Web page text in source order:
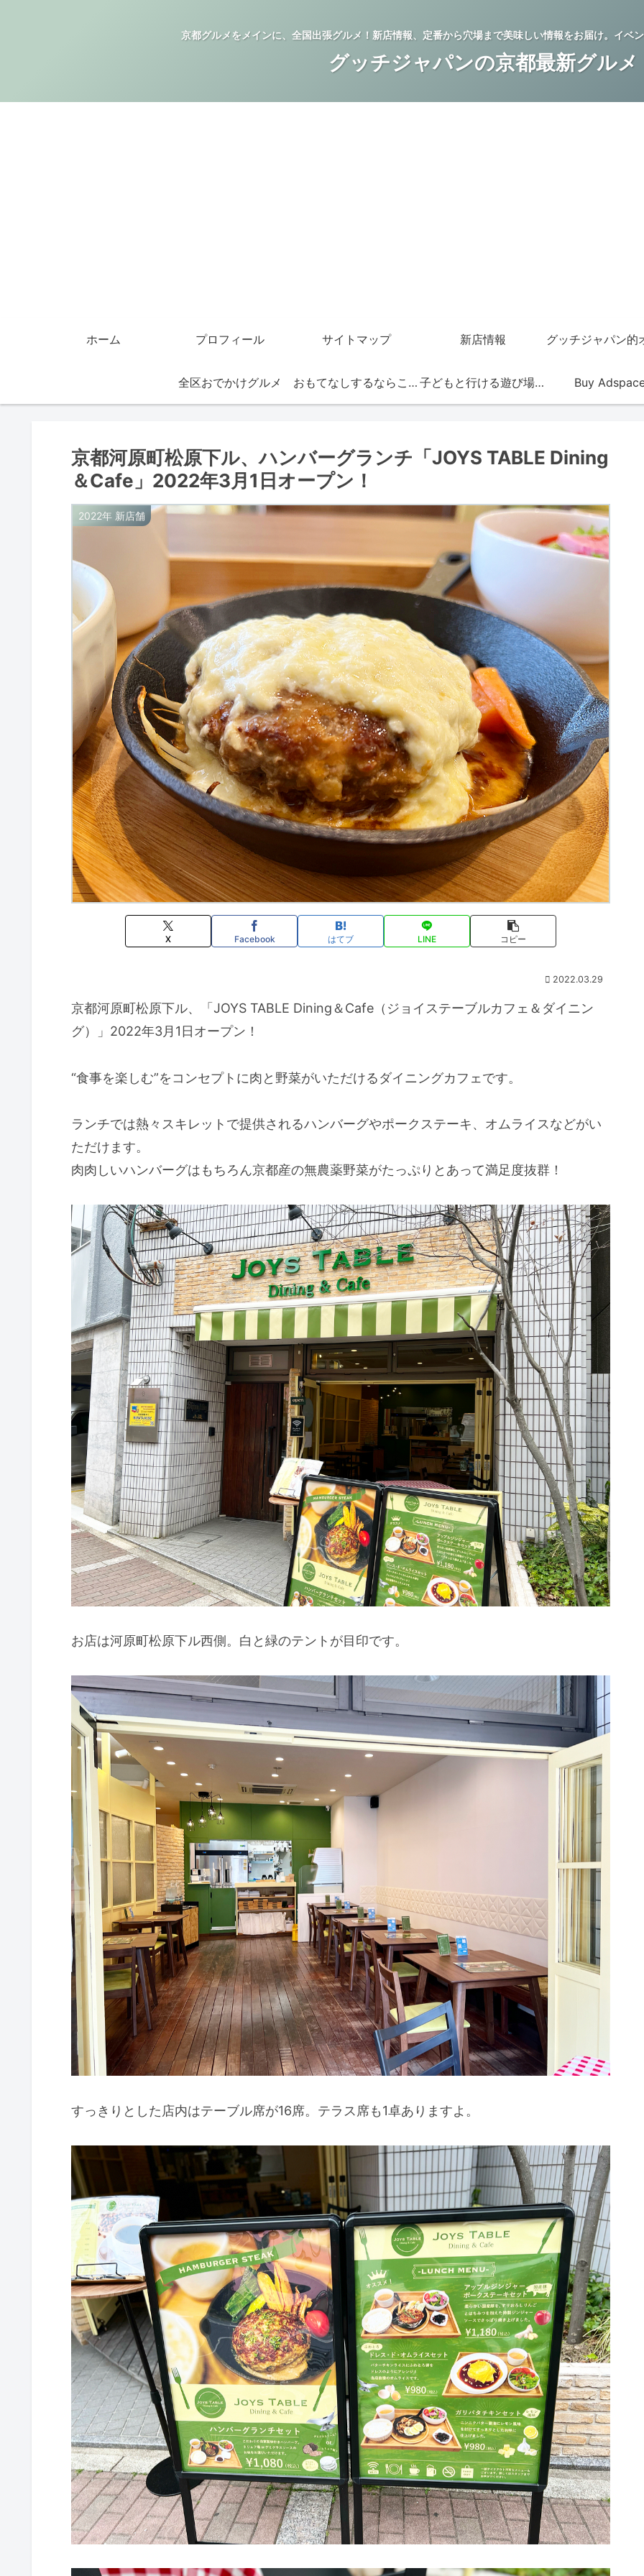
京都グルメをメインに、全国出張グルメ！新店情報、定番から穴場まで美味しい情報をお届け。イベ
グッチジャパンの京都最新グルメ
ホーム プロフィール サイトマップ 新店情報
全区おでかけグルメ おもてなしするならこの店 子どもと行ける遊び場・お店 Buy
京都河原町松原下ル、ハンバーグランチ「JOYS TABLE Dining
＆Cafe」2022年3月1日オープン！
2022年 新店舗
X Facebook はてブ LINE コピー
2022.03.29
京都河原町松原下ル、「JOYS TABLE Dining＆Cafe（ジョイステーブルカフェ＆ダイニン
グ）」2022年3月1日オープン！
“食事を楽しむ”をコンセプトに肉と野菜がいただけるダイニングカフェです。
ランチでは熱々スキレットで提供されるハンバーグやポークステーキ、オムライスなどがい
ただけます。
肉肉しいハンバーグはもちろん京都産の無農薬野菜がたっぷりとあって満足度抜群！
お店は河原町松原下ル西側。白と緑のテントが目印です。
すっきりとした店内はテーブル席が16席。テラス席も1卓ありますよ。